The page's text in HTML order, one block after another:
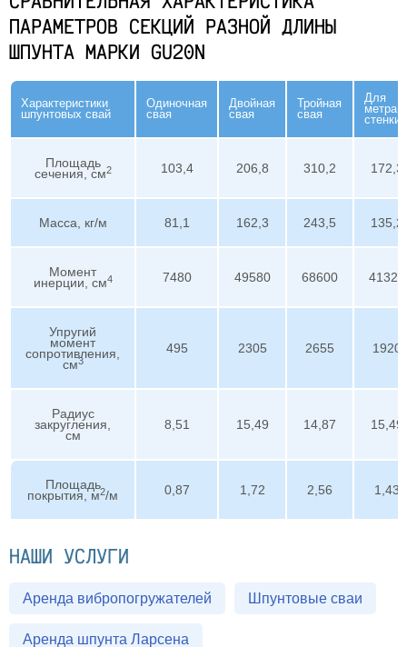
ПАРАМЕТРОВ СЕКЦИЙ РАЗНОЙ ДЛИНЫ
ШПУНТА МАРКИ GU20N
Характеристики
шпунтовых свай
Одиночная
свая
Двойная
свая
Тройная
свая
Для
метра
стенки
Площадь
сечения, см2 103,4 206,8 310,2 172,3
Масса, кг/м 81,1 162,3 243,5 135,2
Момент
инерции, см4 7480 49580 68600 41320
Упругий
момент
сопротивления,
см3
495 2305 2655 1920
Радиус
закругления,
см
8,51 15,49 14,87 15,49
Площадь
покрытия, м2/м 0,87 1,72 2,56 1,43
НАШИ УСЛУГИ
Аренда вибропогружателей Шпунтовые сваи
Аренда шпунта Ларсена